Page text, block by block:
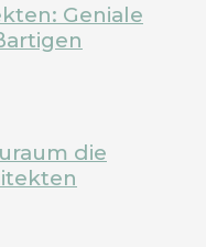
Geniale
die